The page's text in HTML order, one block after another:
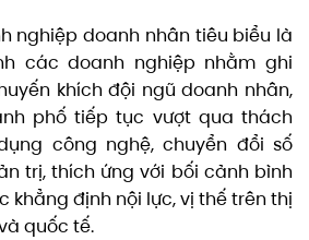
nghiệp doanh nhân tiêu biểu là
các doanh nghiệp nhằm ghi
khích đội ngũ doanh nhân,
phố tiếp tục vượt qua thách
công nghệ, chuyển đổi số
trị, thích ứng với bối cảnh bình
khẳng định nội lực, vị thế trên thị
quốc tế.